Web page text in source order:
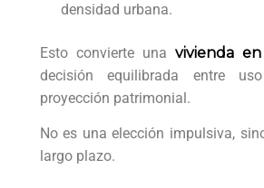
densidad urbana.
Esto convierte una vivienda
decisión equilibrada entre
proyección patrimonial.
No es una elección impulsiva,
largo plazo.